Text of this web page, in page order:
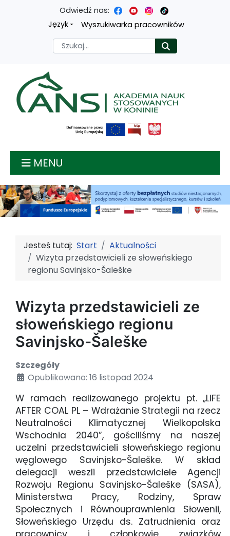
Przejdź
treści
głównej
Przejdź
menu
nawigacyjnego
Przejdź
wyszukiwarki
Przejdź
mapy
strony
Odwiedź nas:
Język
Wyszukiwarka pracowników
Szukaj
Akademia nauk
MENU
Jesteś tutaj:Start
Aktualności
Wizyta przedstawicieli ze słoweńskiego
regionu Savinjsko-Šaleške
Wizyta przedstawicieli ze
słoweńskiego regionu
Savinjsko-Šaleške
Szczegóły
Opublikowano: 16 listopad 2024
W ramach realizowanego projektu pt. „LIFE
AFTER COAL PL – Wdrażanie Strategii na rzecz
Neutralności Klimatycznej Wielkopolska
Wschodnia 2040”, gościliśmy na naszej
uczelni przedstawicieli słoweńskiego regionu
węglowego Savinjsko-Šaleške. W skład
delegacji weszli przedstawiciele Agencji
Rozwoju Regionu Savinjsko-Šaleške (SASA),
Ministerstwa Pracy, Rodziny, Spraw
Społecznych i Równouprawnienia Słowenii,
Słoweńskiego Urzędu ds. Zatrudnienia oraz